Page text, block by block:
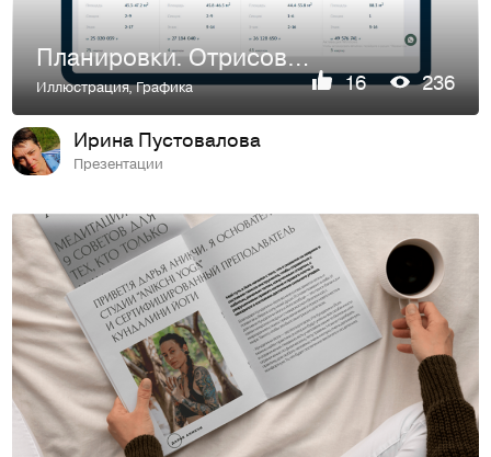
Планировки. Отрисовка планировок
Иллюстрация,Графика 16 236
Ирина Пустовалова
Презентации